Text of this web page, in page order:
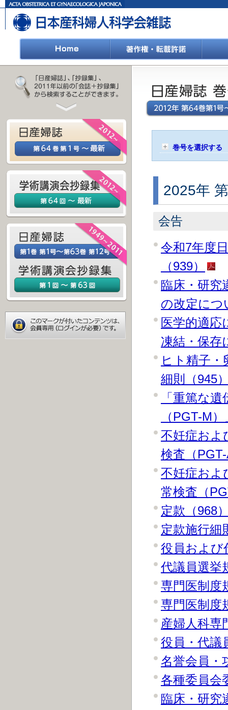
巻号を選択する
2025年
会告
令和7年度
（939）
臨床・研究
の改定につ
医学的適応
凍結・保存
ヒト精子
細則（945
「重篤な
（PGT-M
不妊症およ
検査（
不妊症およ
常検査（
定款（968
定款施行細
役員および
代議員選挙
専門医制度
専門医制度
産婦人科専
役員・代議
名誉会員・
各種委員会
臨床・研究